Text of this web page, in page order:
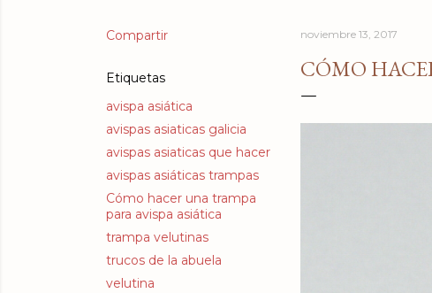
Compartir
Etiquetas
avispa asiática
avispas asiaticas galicia
avispas asiaticas que hacer
avispas asiáticas trampas
Cómo hacer una trampa
para avispa asiática
trampa velutinas
trucos de la abuela
velutina
noviembre 13, 2017
CÓMO